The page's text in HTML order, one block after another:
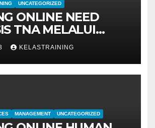
UNCATEGORIZED
ONLINE NEED
TNA MELALUI
IDENTIFIKASI DAN
KELASTRAINING
MANAGEMENT UNCATEGORIZED